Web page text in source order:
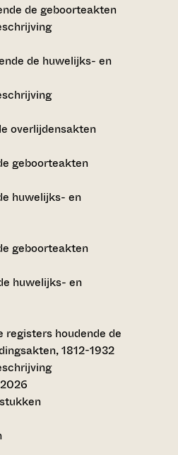
de geboorteakten
de huwelijks- en
overlijdensakten
geboorteakten
huwelijks- en
geboorteakten
huwelijks- en
registers houdende de
1812-1932